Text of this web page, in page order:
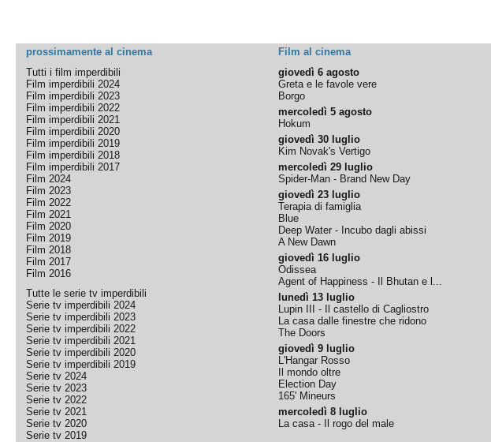
prossimamente al cinema Film al cinema
Tutti i film imperdibili
Film imperdibili 2024
Film imperdibili 2023
Film imperdibili 2022
Film imperdibili 2021
Film imperdibili 2020
Film imperdibili 2019
Film imperdibili 2018
Film imperdibili 2017
Film 2024
Film 2023
Film 2022
Film 2021
Film 2020
Film 2019
Film 2018
Film 2017
Film 2016
Tutte le serie tv imperdibili
Serie tv imperdibili 2024
Serie tv imperdibili 2023
Serie tv imperdibili 2022
Serie tv imperdibili 2021
Serie tv imperdibili 2020
Serie tv imperdibili 2019
Serie tv 2024
Serie tv 2023
Serie tv 2022
Serie tv 2021
Serie tv 2020
Serie tv 2019
giovedì 6 agosto
Greta e le favole vere
Borgo
mercoledì 5 agosto
Hokum
giovedì 30 luglio
Kim Novak's Vertigo
mercoledì 29 luglio
Spider-Man - Brand New Day
giovedì 23 luglio
Terapia di famiglia
Blue
Deep Water - Incubo dagli abissi
A New Dawn
giovedì 16 luglio
Odissea
Agent of Happiness - Il Bhutan e l...
lunedì 13 luglio
Lupin III - Il castello di Cagliostro
La casa dalle finestre che ridono
The Doors
giovedì 9 luglio
L'Hangar Rosso
Il mondo oltre
Election Day
165' Mineurs
mercoledì 8 luglio
La casa - Il rogo del male